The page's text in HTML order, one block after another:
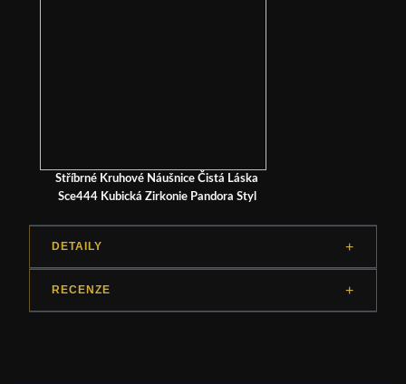
Stříbrné Kruhové Náušnice Čistá Láska
Sce444 Kubická Zirkonie Pandora Styl
DETAILY
RECENZE